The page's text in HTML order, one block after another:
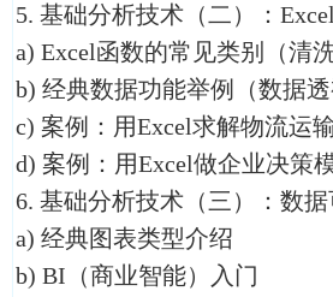
5. 基础分析技术（二）：
a) Excel函数的常见类别（清
b) 经典数据功能举例（数据透
c) 案例：用Excel求解物流运
d) 案例：用Excel做企业决策
6. 基础分析技术（三）：数
a) 经典图表类型介绍
b) BI（商业智能）入门